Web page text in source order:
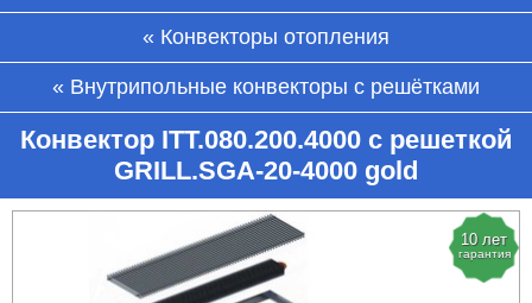
Конвекторы отопления
Внутрипольные конвекторы с решётками
Конвектор ITT.080.200.4000 с решеткой
GRILL.SGA-20-4000 gold
10 лет
гарантия